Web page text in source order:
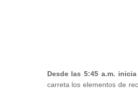
Desde las 5:45 a.m.
carreta los elementos de